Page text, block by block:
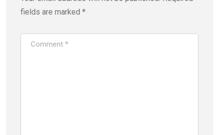
fields are marked *